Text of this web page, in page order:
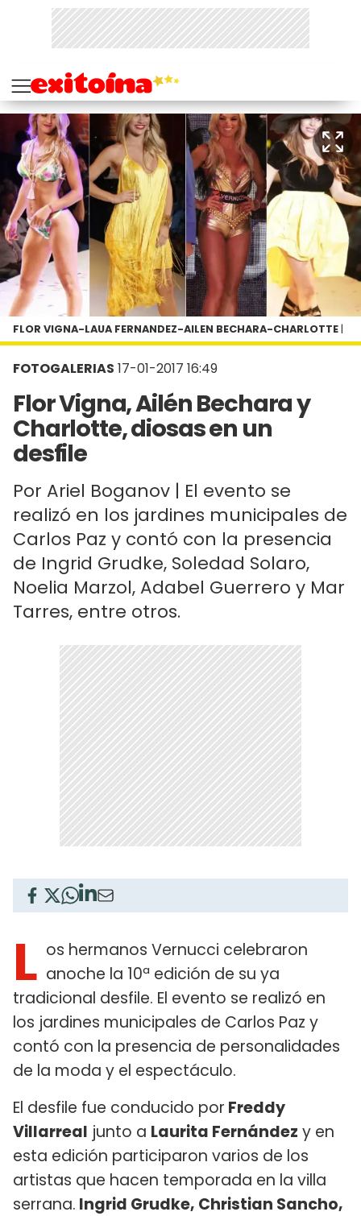
FOTOGALERIAS 17-01-2017 16:49
Flor Vigna, Ailén Bechara y
Charlotte, diosas en un
desfile
Por Ariel Boganov | El evento se
realizó en los jardines municipales de
Carlos Paz y contó con la presencia
de Ingrid Grudke, Soledad Solaro,
Noelia Marzol, Adabel Guerrero y Mar
Tarres, entre otros.
FLOR VIGNA-LAUA FERNANDEZ-AILEN BECHARA-CHARLOTTE |
L os hermanos Vernucci celebraron
anoche la 10ª edición de su ya
tradicional desfile. El evento se realizó en
los jardines municipales de Carlos Paz y
contó con la presencia de personalidades
de la moda y el espectáculo.
El desfile fue conducido por Freddy
Villarreal junto a Laurita Fernández y en
esta edición participaron varios de los
artistas que hacen temporada en la villa
serrana. Ingrid Grudke, Christian Sancho,